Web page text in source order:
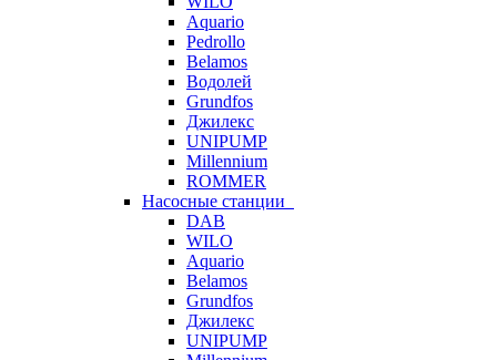
Aquario
Pedrollo
Belamos
Водолей
Grundfos
Джилекс
UNIPUMP
Millennium
ROMMER
Насосные станции
DAB
WILO
Aquario
Belamos
Grundfos
Джилекс
UNIPUMP